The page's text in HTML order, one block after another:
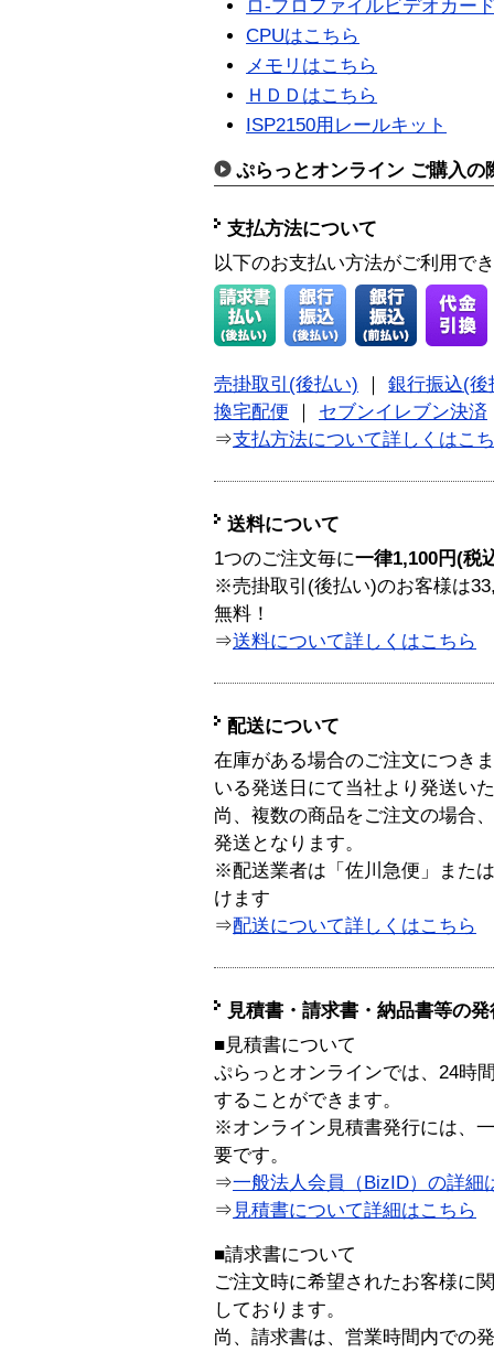
ロ-プロファイルビデオカー
CPUはこちら
メモリはこちら
ＨＤＤはこちら
ISP2150用レールキット
ぷらっとオンライン ご購入の
支払方法について
以下のお支払い方法がご利用で
売掛取引(後払い)
銀行振込(後
換宅配便
セブンイレブン決済
⇒支払方法について詳しくはこ
送料について
1つのご注文毎に一律1,100円(税
※売掛取引(後払い)のお客様は
無料！
⇒送料について詳しくはこちら
配送について
在庫がある場合のご注文につき
いる発送日にて当社より発送い
尚、複数の商品をご注文の場合
発送となります。
※配送業者は「佐川急便」また
けます
⇒配送について詳しくはこちら
見積書・請求書・納品書等の
■見積書について
ぷらっとオンラインでは、24時
することができます。
※オンライン見積書発行には、
要です。
⇒一般法人会員（BizID）の詳細
⇒ 見積書について詳細はこちら
■請求書について
ご注文時に希望されたお客様に
しております。
尚、請求書は、営業時間内での